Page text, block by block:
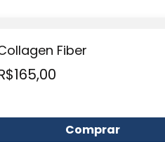
Fiber
165,00
Comprar